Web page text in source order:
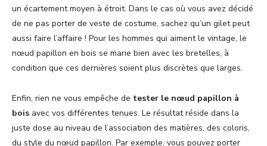
un écartement moyen à étroit. Dans le cas où vous avez décidé
de ne pas porter de veste de costume, sachez qu’un gilet peut
aussi faire l’affaire ! Pour les hommes qui aiment le vintage, le
nœud papillon en bois se marie bien avec les bretelles, à
condition que ces dernières soient plus discrètes que larges.
Enfin, rien ne vous empêche de tester le nœud papillon à
bois avec vos différentes tenues. Le résultat réside dans la
juste dose au niveau de l’association des matières, des coloris,
du style du nœud papillon. Par exemple, vous pouvez porter